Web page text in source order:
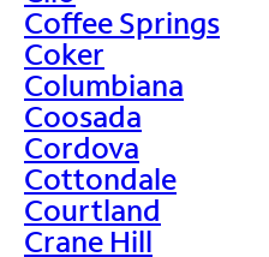
Coffee Springs
Coker
Columbiana
Coosada
Cordova
Cottondale
Courtland
Crane Hill